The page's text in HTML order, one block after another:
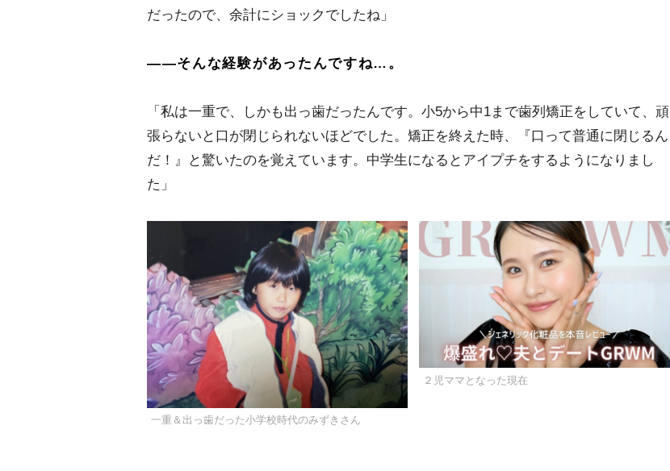
だったので、余計にショックでしたね」
――そんな経験があったんですね…。
「私は一重で、しかも出っ歯だったんです。小5から中1まで歯列矯正をしていて、頑
張らないと口が閉じられないほどでした。矯正を終えた時、『口って普通に閉じるん
だ！』と驚いたのを覚えています。中学生になるとアイプチをするようになりまし
た」
一重＆出っ歯だった小学校時代のみずきさん
２児ママとなった現在